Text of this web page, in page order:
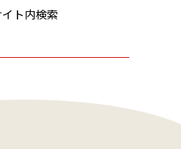
ト内検索